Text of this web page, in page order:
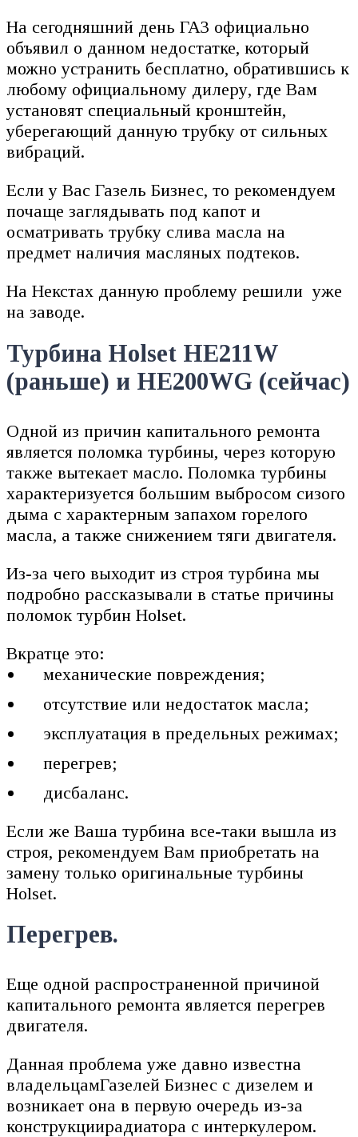
На сегодняшний день ГАЗ официально
объявил о данном недостатке, который
можно устранить бесплатно, обратившись к
любому официальному дилеру, где Вам
установят специальный кронштейн,
уберегающий данную трубку от сильных
вибраций.
Если у Вас Газель Бизнес, то рекомендуем
почаще заглядывать под капот и
осматривать трубку слива масла на
предмет наличия масляных подтеков.
На Некстах данную проблему решили уже
на заводе.
Турбина Holset HE211W
(раньше) и HE200WG (сейчас)
Одной из причин капитального ремонта
является поломка турбины, через которую
также вытекает масло. Поломка турбины
характеризуется большим выбросом сизого
дыма с характерным запахом горелого
масла, а также снижением тяги двигателя.
Из-за чего выходит из строя турбина мы
подробно рассказывали в статье причины
поломок турбин Holset.
Вкратце это:
механические повреждения;
отсутствие или недостаток масла;
эксплуатация в предельных режимах;
перегрев;
дисбаланс.
Если же Ваша турбина все-таки вышла из
строя, рекомендуем Вам приобретать на
замену только оригинальные турбины
Holset.
Перегрев.
Еще одной распространенной причиной
капитального ремонта является перегрев
двигателя.
Данная проблема уже давно известна
владельцамГазелей Бизнес с дизелем и
возникает она в первую очередь из-за
конструкциирадиатора с интеркулером.